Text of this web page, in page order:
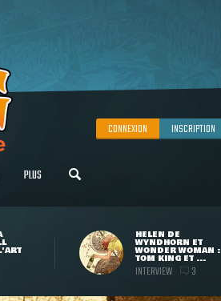
CONNEXION INSCRIPTION
PLUS
HELEN DE
WYNDHORN ET
WONDER WOMAN :
TOM KING ET ...
INTERVIEW 3